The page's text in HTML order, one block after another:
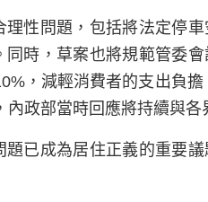
性問題，包括將法定停
時，草案也將規範管委
，減輕消費者的支出負擔
政部當時回應將持續與各
已成為居住正義的重要